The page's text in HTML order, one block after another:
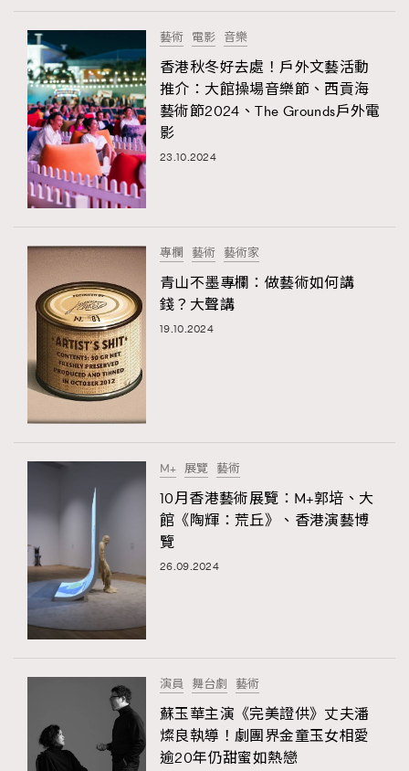
藝術 電影 音樂
香港秋冬好去處！戶外文藝活動
推介：大館操場音樂節、西貢海
藝術節2024、The Grounds戶外電
影
23.10.2024
專欄 藝術 藝術家
青山不墨專欄：做藝術如何講
錢？大聲講
19.10.2024
M+ 展覽 藝術
10月香港藝術展覽：M+郭培、大
館《陶輝：荒丘》、香港演藝博
覽
26.09.2024
演員 舞台劇 藝術
蘇玉華主演《完美證供》丈夫潘
燦良執導！劇團界金童玉女相愛
逾20年仍甜蜜如熱戀